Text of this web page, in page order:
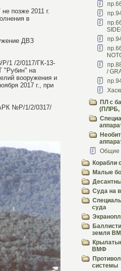
позже 2011 г.
в
ДВЗ
Р/1 /2/0117/ГК-13-
"Рубин" на
вооружения и
2017 г., при
№Р/1/2/0317/
/
ПЛ с
Общие
Корабли
Малые
Суда на
суда
земля
ВМФ
системы